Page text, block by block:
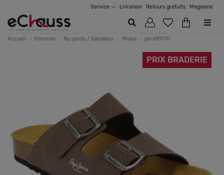
Livraison Retours gratuits Magasins
Service
Accueil Femmes Nu-pieds / Sandales Mules pms90110
PRIX BRADERIE